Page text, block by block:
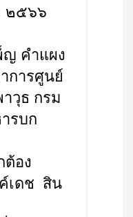
๒๕๖๖
ญ คำแผง
การศูนย์
วุธ กรม
รบก
อง
เดช สิน